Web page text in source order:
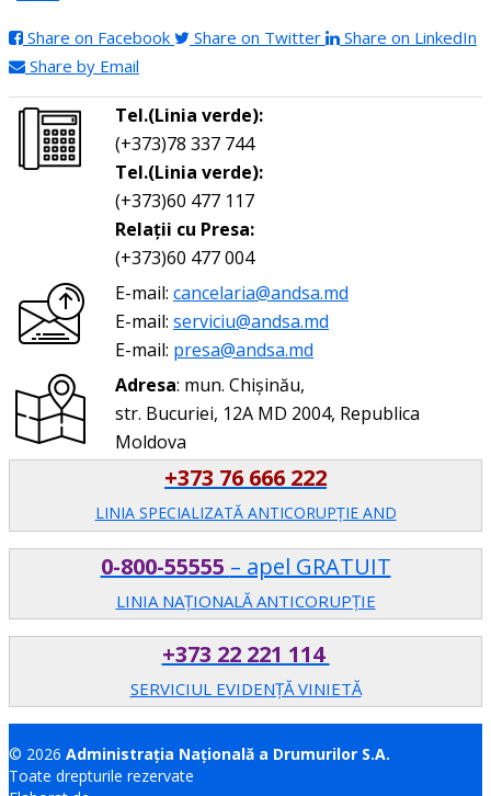
Share on Facebook Share on Twitter
Share on LinkedIn
Share by Email
Tel.(Linia verde):
(+373)78 337 744
Tel.(Linia verde):
(+373)60 477 117
Relații cu Presa:
(+373)60 477 004
E-mail: cancelaria@andsa.md
E-mail: serviciu@andsa.md
E-mail: presa@andsa.md
Adresa: mun. Chișinău,
str. Bucuriei, 12A MD 2004, Republica
Moldova
+373 76 666 222
LINIA SPECIALIZATĂ ANTICORUPŢIE AND
0-800-55555 – apel GRATUIT
LINIA NAȚIONALĂ ANTICORUPȚIE
+373 22 221 114
SERVICIUL EVIDENȚĂ VINIETĂ
© 2026 Administrația Națională a Drumurilor S.A.
Toate drepturile rezervate